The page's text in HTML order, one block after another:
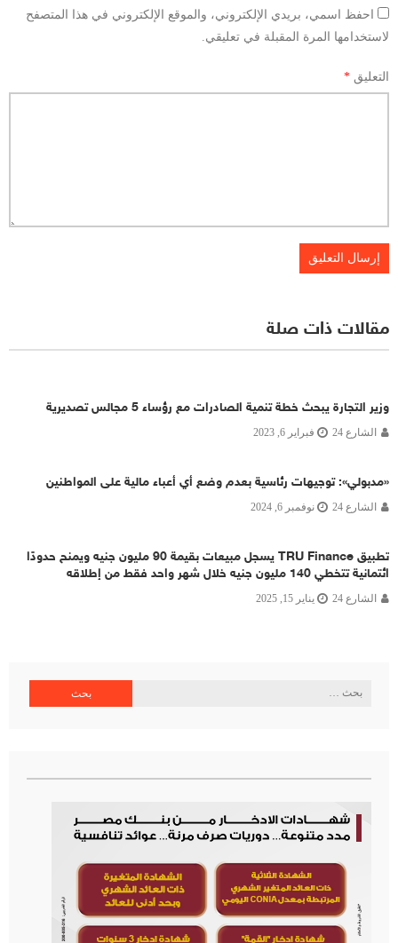
احفظ اسمي، بريدي الإلكتروني، والموقع الإلكتروني في هذا المتصفح
لاستخدامها المرة المقبلة في تعليقي.
التعليق *
مقالات ذات صلة
وزير التجارة يبحث خطة تنمية الصادرات مع رؤساء 5 مجالس تصديرية
الشارع 24 فبراير 6, 2023
«مدبولي»: توجيهات رئاسية بعدم وضع أي أعباء مالية على المواطنين
الشارع 24 نوفمبر 6, 2024
تطبيق TRU Finance يسجل مبيعات بقيمة 90 مليون جنيه ويمنح حدودًا
ائتمانية تتخطي 140 مليون جنيه خلال شهر واحد فقط من إطلاقه
الشارع 24 يناير 15, 2025
البحث